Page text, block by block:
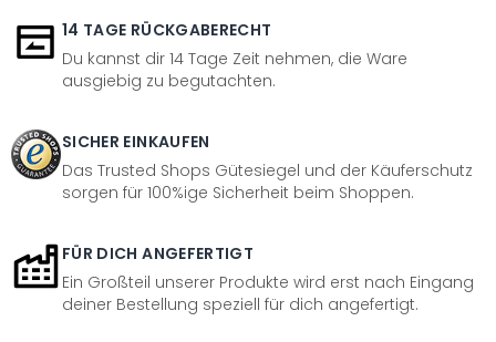
14 TAGE RÜCKGABERECHT
Du kannst dir 14 Tage Zeit nehmen, die Ware
ausgiebig zu begutachten.
SICHER EINKAUFEN
Das Trusted Shops Gütesiegel und der Käuferschutz
sorgen für 100%ige Sicherheit beim Shoppen.
FÜR DICH ANGEFERTIGT
Ein Großteil unserer Produkte wird erst nach Eingang
deiner Bestellung speziell für dich angefertigt.